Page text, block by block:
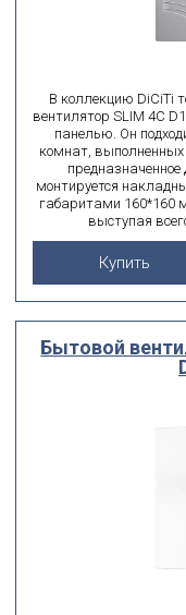
В коллекцию DiCiTi
вентилятор SLIM 4C
панелью. Он
комнат, выполненных
монтируется
габаритами 160*160
выступая
Купить
Бытовой